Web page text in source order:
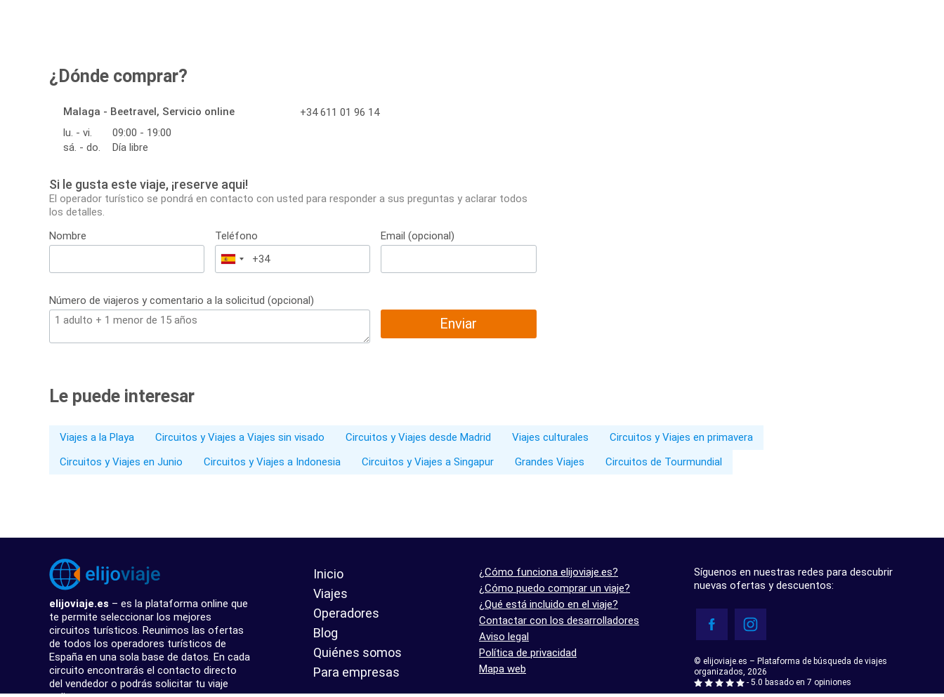
¿Dónde comprar?
Malaga - Beetravel, Servicio online
lu. - vi.
09:00 - 19:00
sá. - do.
Día libre
+34 611 01 96 14
Si le gusta este viaje, ¡reserve aqui!
El operador turístico se pondrá en contacto con usted para responder a sus preguntas y aclarar todos
los detalles.
Nombre
Teléfono
España
+34
Email (opcional)
Número de viajeros y comentario a la solicitud (opcional)
Enviar
Le puede interesar
Viajes a la Playa Circuitos y Viajes a Viajes sin visado Circuitos y Viajes desde Madrid Viajes culturales
Circuitos y Viajes en primavera
Circuitos y Viajes en Junio
Circuitos y Viajes a Indonesia Circuitos y Viajes a Singapur Grandes Viajes Circuitos de Tourmundial
elijoviaje.es – es la plataforma online que
te permite seleccionar los mejores
circuitos turísticos. Reunimos las ofertas
de todos los operadores turísticos de
España en una sola base de datos. En cada
circuito encontrarás el contacto directo
del vendedor o podrás solicitar tu viaje
Inicio
Viajes
Operadores
Blog
Quiénes somos
Para empresas
¿Cómo funciona elijoviaje.es?
¿Cómo puedo comprar un viaje?
¿Qué está incluido en el viaje?
Contactar con los desarrolladores
Aviso legal
Política de privacidad
Mapa web
Síguenos en nuestras redes para descubrir
nuevas ofertas y descuentos:
© elijoviaje.es – Plataforma de búsqueda de viajes
organizados, 2026
- 5.0 basado en 7 opiniones